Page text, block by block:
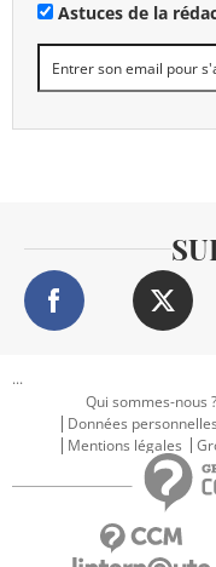
Astuces de la
...
Qui sommes-nous ?
Données personnelles
Mentions légales